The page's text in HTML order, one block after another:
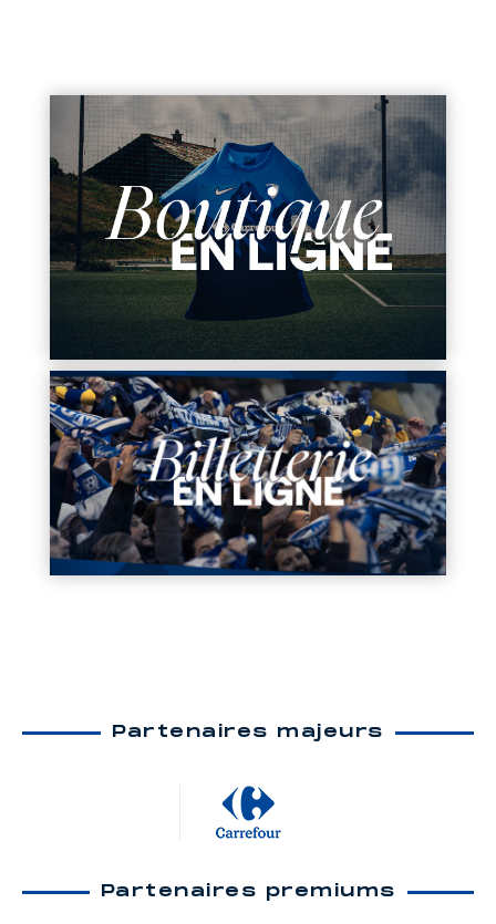
Partenaires majeurs
Partenaires premiums